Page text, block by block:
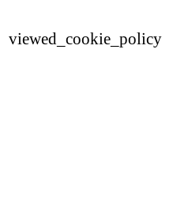
viewed_cookie_policy